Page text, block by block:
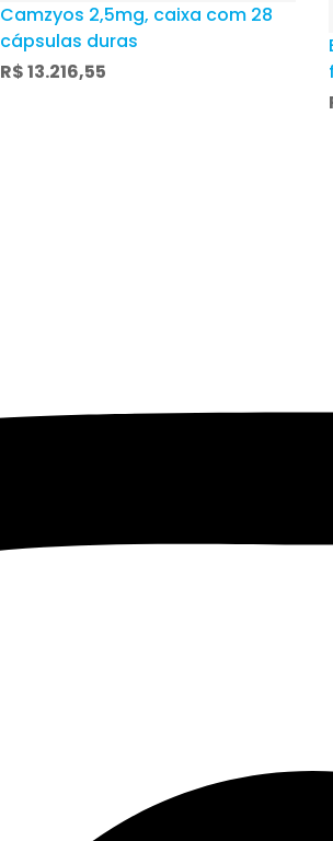
Camzyos 2,5mg, caixa com 28
cápsulas duras
R$13.216,55